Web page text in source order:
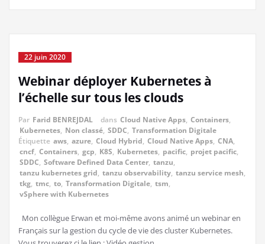
22 juin 2020
Webinar déployer Kubernetes à
l’échelle sur tous les clouds
Par Farid BENREJDAL dans Cloud Native Apps, Containers,
Kubernetes, Non classé, SDDC, Transformation Digitale
Étiquette aws, azure, Cloud Hybrid, Cloud Native Apps, CNA,
cncf, Containers, gcp, K8S, Kubernetes, pacific, projet pacific,
SDDC, Software Defined Data Center, tanzu,
tanzu kubernetes grid, tanzu observability, tanzu service mesh,
tkg, tmc, to, Transformation Digitale, tsm,
vSphere with Kubernetes
Mon collègue Erwan et moi-même avons animé un webinar en
Français sur la gestion du cycle de vie des cluster Kubernetes.